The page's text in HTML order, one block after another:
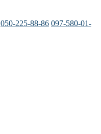
050-225-88-86 097-580-01-